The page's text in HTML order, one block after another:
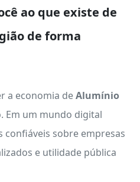
ao que existe de
de forma
a economia deAlumínio
Em um mundo digital
sobre empresas
e utilidade pública